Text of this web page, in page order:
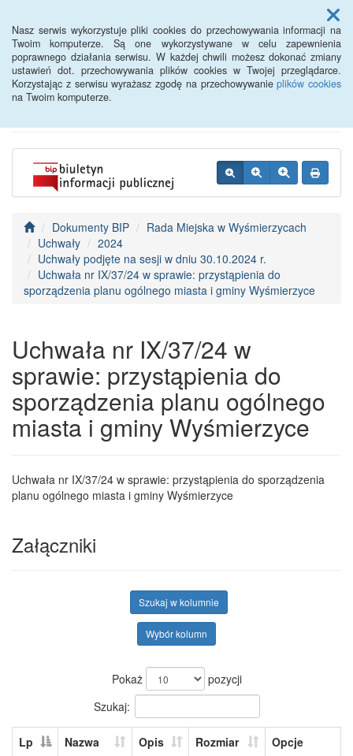
Nasz serwis wykorzystuje pliki cookies do przechowywania informacji na
Twoim komputerze. Są one wykorzystywane w celu zapewnienia
poprawnego działania serwisu. W każdej chwili możesz dokonać zmiany
ustawień dot. przechowywania plików cookies w Twojej przeglądarce.
Korzystając z serwisu wyrażasz zgodę na przechowywanieplików cookies
na Twoim komputerze.
Menu
BIP - Urząd Miejski
Wyśmierzyce
Dokumenty BIP
Rada Miejska w Wyśmierzycach
Uchwały
2024
Uchwały podjęte na sesji w dniu 30.10.2024 r.
Uchwała nr IX/37/24 w sprawie: przystąpienia do
sporządzenia planu ogólnego miasta i gminy Wyśmierzyce
Uchwała nr IX/37/24 w
sprawie: przystąpienia do
sporządzenia planu ogólnego
miasta i gminy Wyśmierzyce
Uchwała nr IX/37/24 w sprawie: przystąpienia do sporządzenia
planu ogólnego miasta i gminy Wyśmierzyce
Załączniki
Szukaj w kolumnie
Wybór kolumn
Pokaż
pozycji
Szukaj:
Lp Nazwa Opis Rozmiar
Opcje